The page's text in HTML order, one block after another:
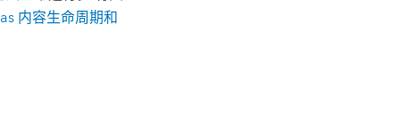
内容生命周期和